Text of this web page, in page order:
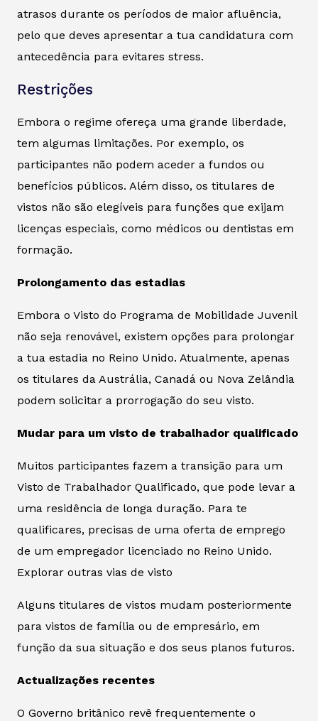
atrasos durante os períodos de maior afluência,
pelo que deves apresentar a tua candidatura com
antecedência para evitares stress.
Restrições
Embora o regime ofereça uma grande liberdade,
tem algumas limitações. Por exemplo, os
participantes não podem aceder a fundos ou
benefícios públicos. Além disso, os titulares de
vistos não são elegíveis para funções que exijam
licenças especiais, como médicos ou dentistas em
formação.
Prolongamento das estadias
Embora o Visto do Programa de Mobilidade Juvenil
não seja renovável, existem opções para prolongar
a tua estadia no Reino Unido. Atualmente, apenas
os titulares da Austrália, Canadá ou Nova Zelândia
podem solicitar a prorrogação do seu visto.
Mudar para um visto de trabalhador qualificado
Muitos participantes fazem a transição para um
Visto de Trabalhador Qualificado, que pode levar a
uma residência de longa duração. Para te
qualificares, precisas de uma oferta de emprego
de um empregador licenciado no Reino Unido.
Explorar outras vias de visto
Alguns titulares de vistos mudam posteriormente
para vistos de família ou de empresário, em
função da sua situação e dos seus planos futuros.
Actualizações recentes
O Governo britânico revê frequentemente o